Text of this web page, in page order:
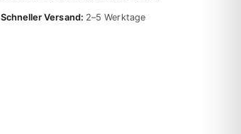
Schneller Versand: 2–5 Werktage